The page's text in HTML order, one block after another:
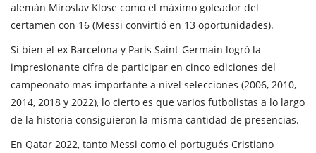
alemán Miroslav Klose como el máximo goleador del
certamen con 16 (Messi convirtió en 13 oportunidades).
Si bien el ex Barcelona y Paris Saint-Germain logró la
impresionante cifra de participar en cinco ediciones del
campeonato mas importante a nivel selecciones (2006, 2010,
2014, 2018 y 2022), lo cierto es que varios futbolistas a lo largo
de la historia consiguieron la misma cantidad de presencias.
En Qatar 2022, tanto Messi como el portugués Cristiano